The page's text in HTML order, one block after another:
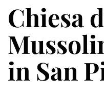
Chiesa
in San